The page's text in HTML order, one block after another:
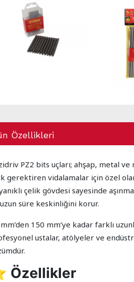
Özellikleri
PZ2 bits uçları; ahşap, metal
gerektiren vidalamalar için özel
çelik gövdesi sayesinde
süre keskinliğini korur.
150 mm’ye kadar farklı
ustalar, atölyeler ve
Özellikler